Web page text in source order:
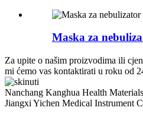
Maska za
Za upite o našim proizvodima ili
mi ćemo vas kontaktirati u roku od
Nanchang Kanghua Health
Jiangxi Yichen Medical Instrument